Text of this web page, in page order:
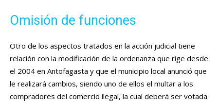
Omisión de funciones
Otro de los aspectos tratados en la acción judicial tiene
relación con la modificación de la ordenanza que rige desde
el 2004 en Antofagasta y que el municipio local anunció que
le realizará cambios, siendo uno de ellos el multar a los
compradores del comercio ilegal, la cual deberá ser votada